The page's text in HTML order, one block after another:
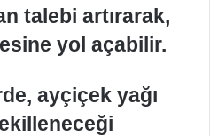
talebi artırarak,
yol açabilir.
ayçiçek yağı